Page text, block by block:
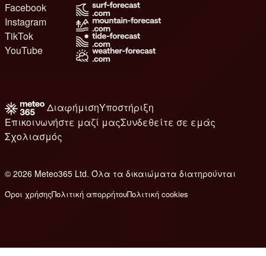
Facebook
Instagram
TikTok
YouTube
ΔιαφήμισηΥποστήριξη
Επικοινωνήστε μαζί μαςΣυνδεθείτε σε εμάς
Σχολιασμός
© 2026 Meteo365 Ltd. Όλα τα δικαιώματα διατηρούνται
Όροι χρήσηςΠολιτική απορρήτουΠολιτική cookies